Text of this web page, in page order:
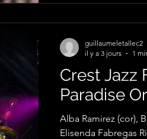
Crest Jazz
Paradise
Alba Ramirez (cor),
Elisenda Fabregas Ribas (percussions), Eva Garin Jato
guillaumeletallec2
il y a 3 jours
1